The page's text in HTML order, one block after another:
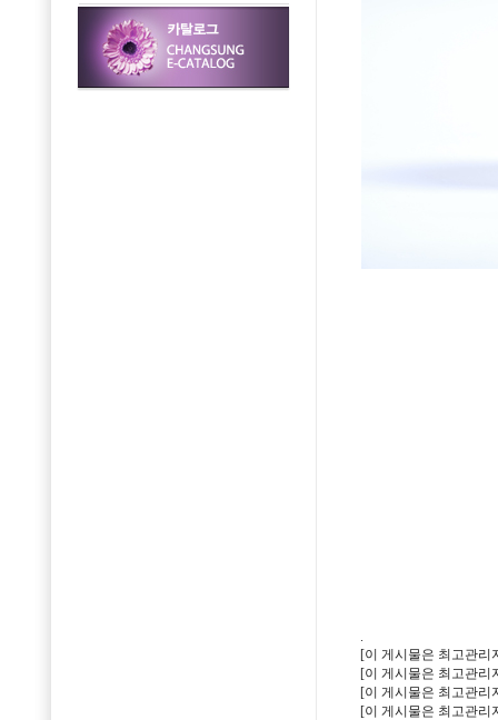
.
[이 게시물은 최고관리
[이 게시물은 최고관리
[이 게시물은 최고관리
[이 게시물은 최고관리